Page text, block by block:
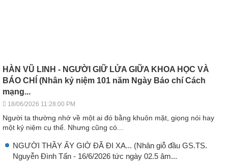
HÀN VŨ LINH - NGƯỜI GIỮ LỬA GIỮA KHOA HỌC VÀ
BÁO CHÍ (Nhân kỷ niệm 101 năm Ngày Báo chí Cách
mạng...
18/06/2026 11:28:00 PM
Người ta thường nhớ về một ai đó bằng khuôn mặt, giọng nói hay
một kỷ niệm cụ thể. Nhưng cũng có...
NGƯỜI THẦY ẤY GIỜ ĐÃ ĐI XA... (Nhân giỗ đầu GS.TS.
Nguyễn Đình Tấn - 16/6/2026 tức ngày 02.5 âm...